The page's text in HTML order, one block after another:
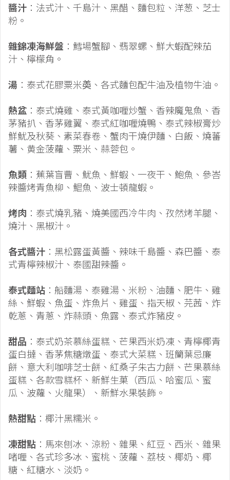
醬汁 ：法式汁、千島汁、黑醋、麵包粒、洋葱、芝士
粉。
雜錦凍海鮮盤 ：鱈場蟹腳、翡翠螺、鮮大蝦配辣茄
汁、檸檬角。
湯 ：泰式花膠粟米𡙡、各式麵包配牛油及植物牛油。
熱盆 ：泰式燒雞、泰式黃咖喱炒蟹、香辣魔鬼魚、香
茅豬扒、香茅雞翼、泰式紅咖喱燒鴨、泰式辣椒膏炒
鮮魷及秋葵、素菜春卷、蟹肉干燒伊麵、白飯、燒蕃
薯、黄金菠蘿、粟米、蒜蓉包。
魚類 ：蕉葉盲曹、魷魚、鮮蝦、一夜干、鮑魚、參峇
辣醬烤青魚柳、鯧魚、波士頓龍蝦。
烤肉 ：泰式燒乳豬、燒美國西冷牛肉、孜然烤羊腿、
燒汁、黑椒汁。
各式醬汁 ：黑松露蛋黃醬、辣味千島醬、森巴醬、泰
式青檸辣椒汁、泰國甜辣醬。
泰式麵站 ：船麵湯、泰雞湯、米粉、油麵、肥牛、雞
絲、鮮蝦、魚蛋、炸魚片、雞蛋、指天椒、芫茜、炸
乾蔥、青蔥、炸蒜頭、魚露、泰式炸豬皮。
甜品 ：泰式奶茶慕絲蛋糕、芒果西米奶凍、青檸椰青
蛋白撻、香茅焦糖燉蛋、泰式大菜糕、班籣葉忌廉
餅、意大利咖啡芝士餅、紅桑子朱古力餅、芒果慕絲
蛋糕、各款雪糕杯、新鮮生菓（西瓜、哈蜜瓜、蜜
瓜、波蘿、火龍果）、新鮮水果裝飾。
熱甜點 ：椰汁黑糯米。
凍甜點 ：馬來刨冰、涼粉、雜果、紅豆、西米、雜果
啫喱、各式珍多冰、蜜桃、菠蘿、荔枝、椰奶、椰
糖、紅糖水、淡奶。